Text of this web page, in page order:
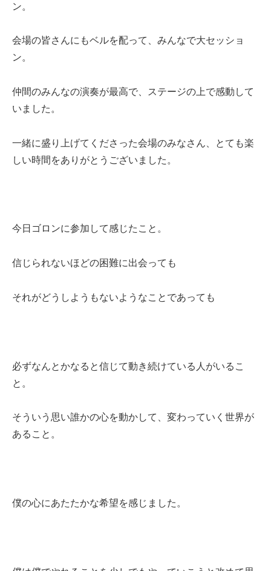
ン。
会場の皆さんにもベルを配って、みんなで大セッショ
ン。
仲間のみんなの演奏が最高で、ステージの上で感動して
いました。
一緒に盛り上げてくださった会場のみなさん、とても楽
しい時間をありがとうございました。
今日ゴロンに参加して感じたこと。
信じられないほどの困難に出会っても
それがどうしようもないようなことであっても
必ずなんとかなると信じて動き続けている人がいるこ
と。
そういう思い誰かの心を動かして、変わっていく世界が
あること。
僕の心にあたたかな希望を感じました。